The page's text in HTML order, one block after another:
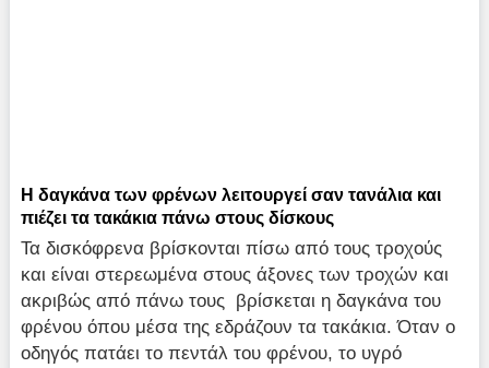
Η δαγκάνα των φρένων λειτουργεί σαν τανάλια και
πιέζει τα τακάκια πάνω στους δίσκους
Τα δισκόφρενα βρίσκονται πίσω από τους τροχούς
και είναι στερεωμένα στους άξονες των τροχών και
ακριβώς από πάνω τους βρίσκεται η δαγκάνα του
φρένου όπου μέσα της εδράζουν τα τακάκια. Όταν ο
οδηγός πατάει το πεντάλ του φρένου, το υγρό